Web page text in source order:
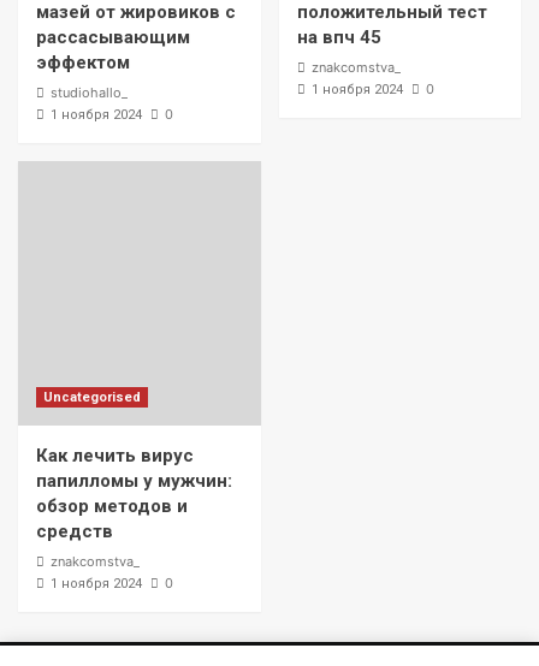
мазей от жировиков с
рассасывающим
эффектом
studiohallo_
1 ноября 2024 0
положительный тест
на впч 45
znakcomstva_
1 ноября 2024 0
Uncategorised
Как лечить вирус
папилломы у мужчин:
обзор методов и
средств
znakcomstva_
1 ноября 2024 0